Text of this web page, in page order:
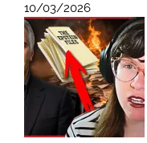
10/03/2026